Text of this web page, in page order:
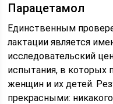
Парацетамол
Единственным
лактации является
исследовательский
испытания, в которых
женщин и их детей.
прекрасными: